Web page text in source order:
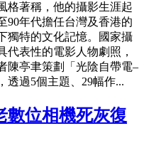
格著稱，他的攝影生涯起
90年代擔任台灣及香港的
獨特的文化記憶。國家攝
代表性的電影人物劇照，
陳亭聿策劃「光陰自帶電–
透過5個主題、29幅作...
數位相機死灰復